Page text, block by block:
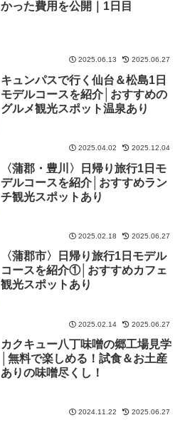
かった費用を公開｜1日目
2025.06.13 2025.06.27
キュンパスで行く仙台＆松島1日
モデルコースを紹介│おすすめの
グルメ観光スポット温泉あり
2025.04.02 2025.12.04
〈蒲郡・豊川〉日帰り旅行1日モ
デルコースを紹介│おすすめラン
チ観光スポットあり
2025.02.18 2025.06.27
〈蒲郡市〉日帰り旅行1日モデル
コースを紹介①│おすすめカフェ
観光スポットあり
2025.02.14 2025.06.27
カクキュー八丁味噌の郷工場見学
│無料で楽しめる！試食＆お土産
ありの味噌尽くし！
2024.11.22 2025.06.27